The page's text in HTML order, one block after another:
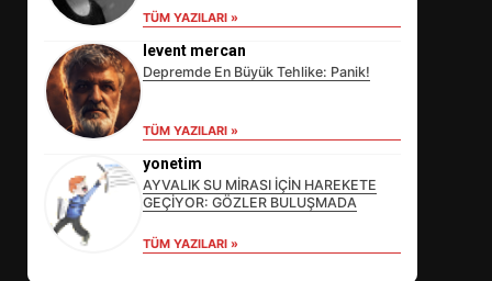
TÜM YAZILARI »
levent mercan
Depremde En Büyük Tehlike: Panik!
TÜM YAZILARI »
yonetim
AYVALIK SU MİRASI İÇİN HAREKETE
GEÇİYOR: GÖZLER BULUŞMADA
TÜM YAZILARI »
DEĞİŞECEK?
EDREMİT’İN GURURU TÜRKİYE
FİNALİNDE NE BAŞARDI?